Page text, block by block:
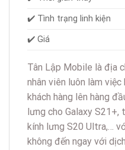
✔️ Tình trạng linh kiện
✔️ Giá
Tân Lập Mobile là địa
nhân viên luôn làm
khách hàng lên hàng
lưng cho Galaxy S21+,
kính lưng S20 Ultra,…
không đến ngay với